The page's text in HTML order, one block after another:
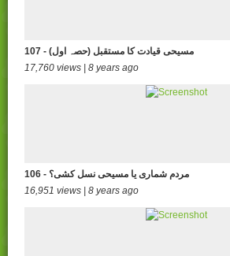
107 - مسیحی قیادت کا مستقبل (حصہ اول)
17,760 views | 8 years ago
106 - مردم شماری یا مسیحی نسل کشی؟
16,951 views | 8 years ago